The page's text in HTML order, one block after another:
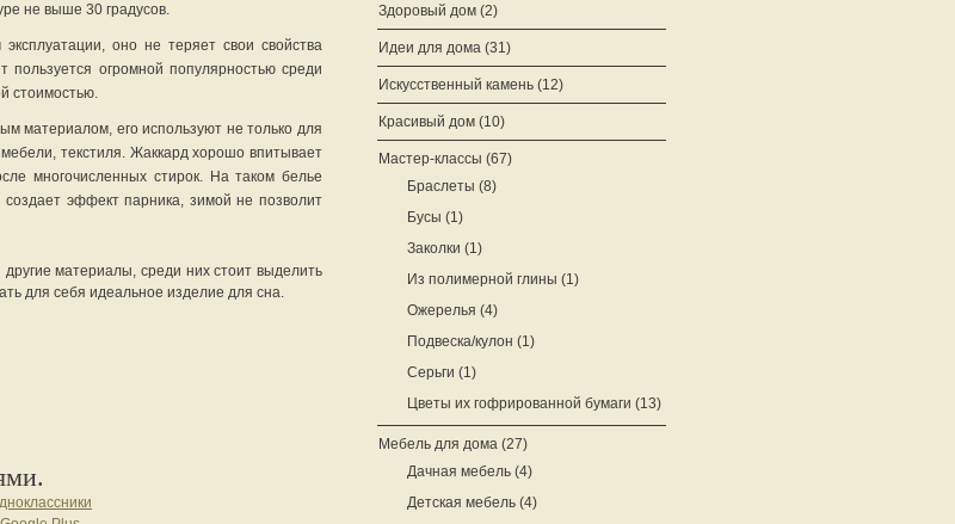
не выше 30 градусов.
оно не теряет свои свойства
пользуется огромной популярностью среди
стоимостью.
материалом, его используют не только для
текстиля. Жаккард хорошо впитывает
многочисленных стирок. На таком белье
эффект парника, зимой не позволит
материалы, среди них стоит выделить
для себя идеальное изделие для сна.
Здоровый дом (2)
Идеи для дома (31)
Искусственный камень (12)
Красивый дом (10)
Мастер-классы (67)
Браслеты (8)
Бусы (1)
Заколки (1)
Из полимерной глины (1)
Ожерелья (4)
Подвеска/кулон (1)
Серьги (1)
Цветы их гофрированной бумаги (13)
Мебель для дома (27)
Дачная мебель (4)
Детская мебель (4)